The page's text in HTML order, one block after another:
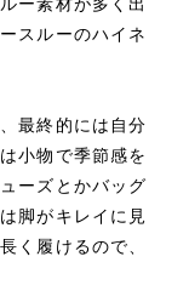
ー素材が多く出
スルーのハイネ
最終的には自分
小物で季節感を
ーズとかバッグ
脚がキレイに見
く履けるので、